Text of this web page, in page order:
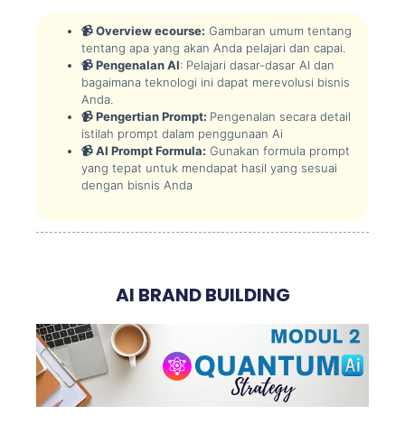
📹 Overview ecourse: Gambaran umum tentang
tentang apa yang akan Anda pelajari dan capai.
📹 Pengenalan AI: Pelajari dasar-dasar AI dan
bagaimana teknologi ini dapat merevolusi bisnis
Anda.
📹 Pengertian Prompt: Pengenalan secara detail
istilah prompt dalam penggunaan Ai
📹 AI Prompt Formula: Gunakan formula prompt
yang tepat untuk mendapat hasil yang sesuai
dengan bisnis Anda
AI BRAND BUILDING